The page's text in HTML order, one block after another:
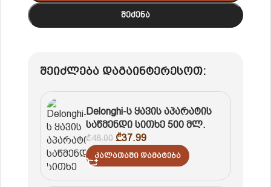
Შეძენა
შეიძლება დაგაინტერესოთ:
Delonghi-ს ყავის აპარატის
საწმენდი სითხე 500 მლ.
₾48.00 ₾37.99
Კალათაში Დამატება